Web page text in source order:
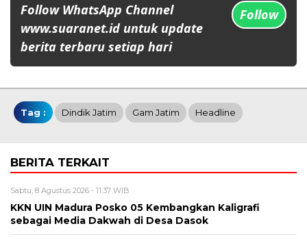
Follow WhatsApp Channel
www.suaranet.id untuk update
berita terbaru setiap hari
Follow
Tag : Dindik Jatim Gam Jatim Headline
BERITA TERKAIT
Sabtu, 8 Agustus 2026 - 11:37 WIB
KKN UIN Madura Posko 05 Kembangkan Kaligrafi
sebagai Media Dakwah di Desa Dasok